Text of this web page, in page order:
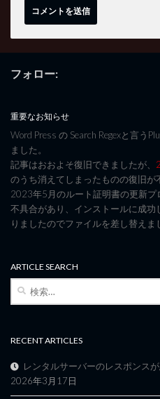
フォロー:
重要なお知らせ
Word Press の Search Regexと言う
ました。
記事はおおよそ復旧できましたが、
のうち消えてしまったものの復旧が
2023年5月のルート証明書の更新プ
不具合があり、インストールに成
りましたのでファイルを差し替えま
ARTICLE SEARCH
RECENT ARTICLES
レンタルサーバーのレスポンス
2026年3月17日